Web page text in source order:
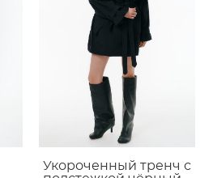
Укороченный тренч с